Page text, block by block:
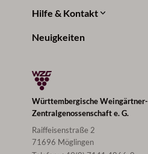
Württembergische Weingärtner-
Zentralgenossenschaft e. G.
Raiffeisenstraße 2
71696 Möglingen
Hilfe & Kontakt
Neuigkeiten